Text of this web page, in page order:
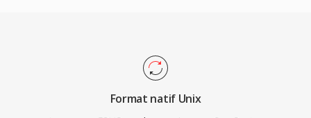
Format natif Unix